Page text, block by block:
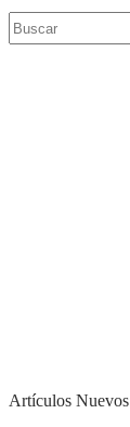
Buscar
Artículos Nuevos